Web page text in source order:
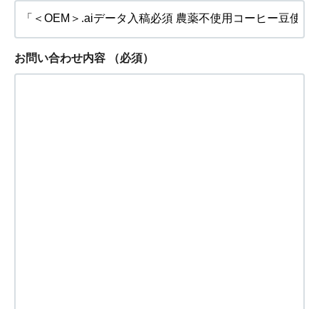
お問い合わせ内容 （必須）